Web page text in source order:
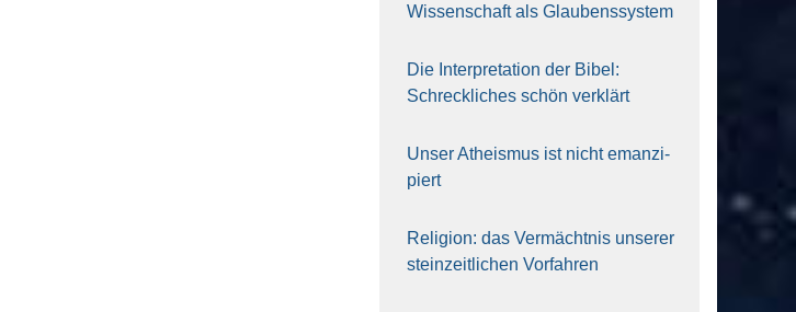
Wis­sen­schaft als Glau­bens­sys­tem
Die Inter­pre­ta­ti­on der Bibel:
Schreck­li­ches schön ver­klärt
Unser Athe­is­mus ist nicht eman­zi­
piert
Reli­gi­on: das Ver­mächt­nis unse­rer
stein­zeit­li­chen Vor­fah­ren